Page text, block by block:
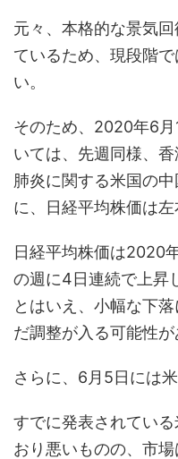
元々、本格的な景気
ているため、現段階
い。
そのため、2020年6
いては、先週同様、
肺炎に関する米国の
に、日経平均株価は左
日経平均株価は2020
の週に4日連続で上昇
とはいえ、小幅な下
だ調整が入る可能性が
さらに、6月5日には
すでに発表されてい
おり悪いものの、市